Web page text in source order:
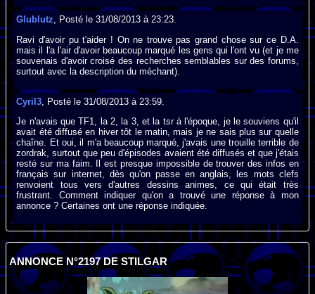
Glublutz, Posté le 31/08/2013 à 23:23.
Ravi d'avoir pu t'aider ! On ne trouve pas grand chose sur ce D.A.
mais il l'a l'air d'avoir beaucoup marqué les gens qui l'ont vu (et je me
souvenais d'avoir croisé des recherches semblables sur des forums,
surtout avec la description du méchant).
Cyril3 , Posté le 31/08/2013 à 23:59.
Je n'avais que TF1, la 2, la 3, et la tsr à l'époque, je le souviens qu'il
avait été diffusé en hiver tôt le matin, mais je ne sais plus sur quelle
chaîne. Et oui, il m'a beaucoup marqué, j'avais une trouille terrible de
zordrak, surtout que peu d'épisodes avaient été diffusés et que j'étais
resté sur ma faim. Il est presque impossible de trouver des infos en
français sur internet, dès qu'on passe en anglais, les mots clefs
renvoient tous vers d'autres dessins animes, ce qui était très
frustrant. Comment indiquer qu'on a trouvé une réponse à mon
annonce ? Certaines ont une réponse indiquée.
ANNONCE N°2197 DE STILGAR